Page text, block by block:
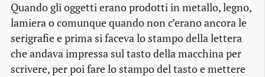
Quando gli oggetti erano prodotti in metallo, legno,
lamiera o comunque quando non c’erano ancora le
serigrafie e prima si faceva lo stampo della lettera
che andava impressa sul tasto della macchina per
scrivere, per poi fare lo stampo del tasto e mettere